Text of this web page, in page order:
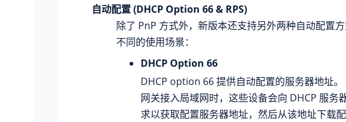
自动配置 (DHCP Option 66 & RPS)
除了 PnP 方式外，新版本还支持另外两种自动配置
不同的使用场景：
DHCP Option 66
DHCP option 66 提供自动配置的服务器地址。
网关接入局域网时，这些设备会向 DHCP 服务
求以获取配置服务器地址，然后从该地址下载